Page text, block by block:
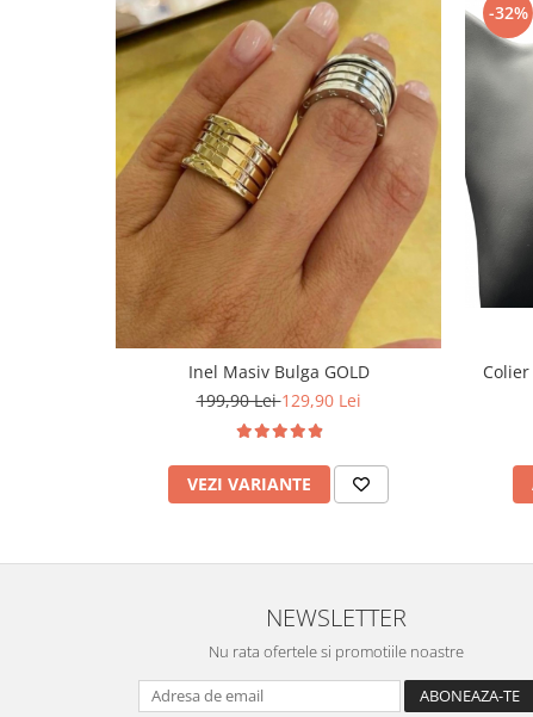
Inel Masiv Bulga GOLD
199,90 Lei129,90 Lei
VEZI VARIANTE
-32%
NEWSLETTER
Nu rata ofertele si promotiile noastre